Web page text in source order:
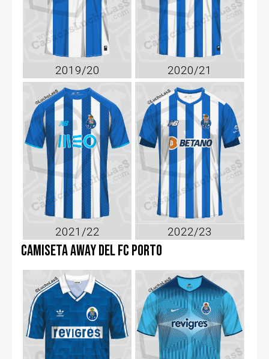
2019/20 2020/21
2021/22 2022/23
Camiseta away del FC Porto